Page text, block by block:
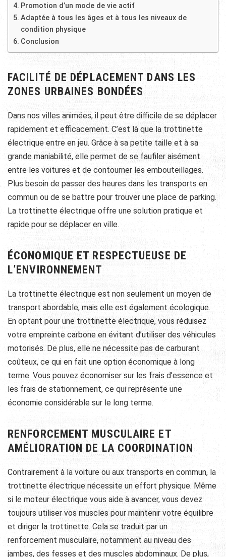
Promotion d’un mode de vie actif
Adaptée à tous les âges et à tous les niveaux de
condition physique
Conclusion
FACILITÉ DE DÉPLACEMENT DANS LES
ZONES URBAINES BONDÉES
Dans nos villes animées, il peut être difficile de se déplacer
rapidement et efficacement. C’est là que la trottinette
électrique entre en jeu. Grâce à sa petite taille et à sa
grande maniabilité, elle permet de se faufiler aisément
entre les voitures et de contourner les embouteillages.
Plus besoin de passer des heures dans les transports en
commun ou de se battre pour trouver une place de parking.
La trottinette électrique offre une solution pratique et
rapide pour se déplacer en ville.
ÉCONOMIQUE ET RESPECTUEUSE DE
L’ENVIRONNEMENT
La trottinette électrique est non seulement un moyen de
transport abordable, mais elle est également écologique.
En optant pour une trottinette électrique, vous réduisez
votre empreinte carbone en évitant d’utiliser des véhicules
motorisés. De plus, elle ne nécessite pas de carburant
coûteux, ce qui en fait une option économique à long
terme. Vous pouvez économiser sur les frais d’essence et
les frais de stationnement, ce qui représente une
économie considérable sur le long terme.
RENFORCEMENT MUSCULAIRE ET
AMÉLIORATION DE LA COORDINATION
Contrairement à la voiture ou aux transports en commun, la
trottinette électrique nécessite un effort physique. Même
si le moteur électrique vous aide à avancer, vous devez
toujours utiliser vos muscles pour maintenir votre équilibre
et diriger la trottinette. Cela se traduit par un
renforcement musculaire, notamment au niveau des
jambes, des fesses et des muscles abdominaux. De plus,